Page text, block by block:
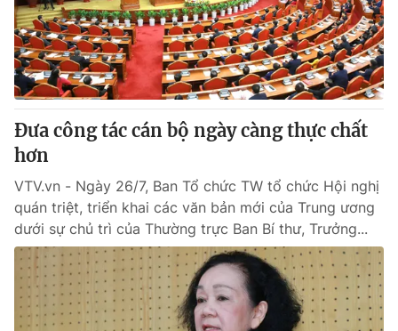
Đưa công tác cán bộ ngày càng thực chất
hơn
VTV.vn - Ngày 26/7, Ban Tổ chức TW tổ chức Hội nghị
quán triệt, triển khai các văn bản mới của Trung ương
dưới sự chủ trì của Thường trực Ban Bí thư, Trưởng...